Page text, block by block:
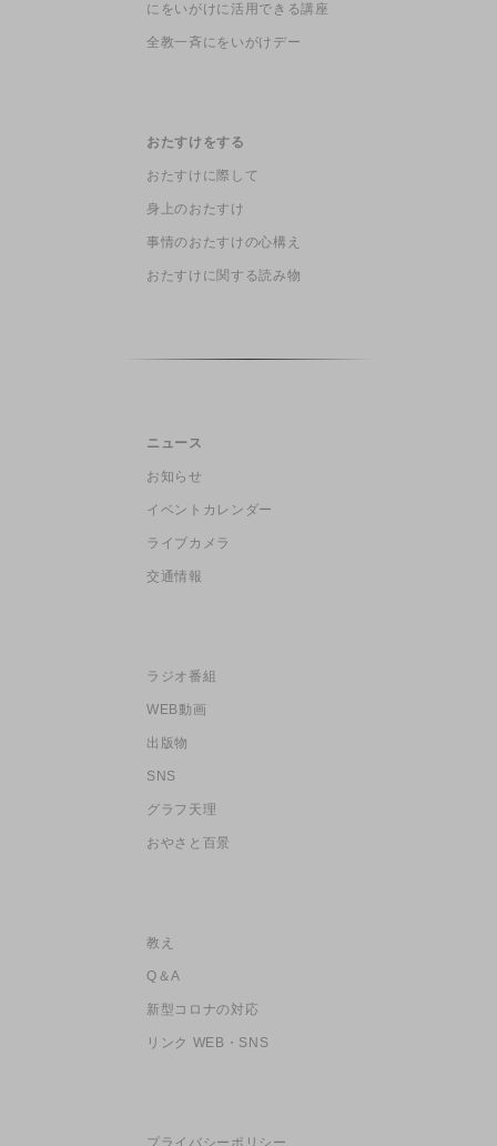
にをいがけに活用できる講座
全教一斉にをいがけデー
おたすけをする
おたすけに際して
身上のおたすけ
事情のおたすけの心構え
おたすけに関する読み物
ニュース
お知らせ
イベントカレンダー
ライブカメラ
交通情報
ラジオ番組
WEB動画
出版物
SNS
グラフ天理
おやさと百景
教え
Q＆A
新型コロナの対応
リンク WEB・SNS
プライバシーポリシー